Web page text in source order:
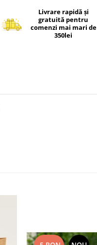
FacebookLivrare rapidă și
gratuită pentru
comenzi mai mari de
350lei